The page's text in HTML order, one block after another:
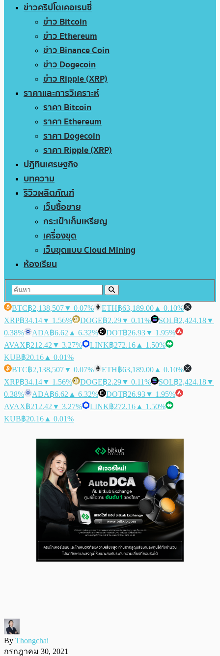
ข่าวคริปโตเคอเรนซี่
ข่าว Bitcoin
ข่าว Ethereum
ข่าว Binance Coin
ข่าว Dogecoin
ข่าว Ripple (XRP)
ราคาและการวิเคราะห์
ราคา Bitcoin
ราคา Ethereum
ราคา Dogecoin
ราคา Ripple (XRP)
ปฏิทินเศรษฐกิจ
บทความ
รีวิวผลิตภัณฑ์
เว็บซื้อขาย
กระเป๋าเก็บเหรียญ
เครื่องขุด
เว็บขุดแบบ Cloud Mining
ห้องเรียน
BTC฿2,138,507▼ 0.07% ETH฿63,189.00 ▲ 0.10%
XRP฿34.14▼ 1.56% DOGE฿2.29▼ 0.11% SOL฿2,424.18▼
0.38%
ADA฿6.62 ▲ 6.32% DOT฿26.93▼ 1.95%
AVAX฿212.42 ▼ 3.27% LINK฿272.16 ▲ 1.50%
KUB฿20.16 ▲ 0.01%
BTC฿2,138,507▼ 0.07% ETH฿63,189.00 ▲ 0.10%
XRP฿34.14▼ 1.56% DOGE฿2.29▼ 0.11% SOL฿2,424.18▼
0.38%
ADA฿6.62 ▲ 6.32% DOT฿26.93▼ 1.95%
AVAX฿212.42 ▼ 3.27% LINK฿272.16 ▲ 1.50%
KUB฿20.16 ▲ 0.01%
By Thongchai
กรกฎาคม 30, 2021